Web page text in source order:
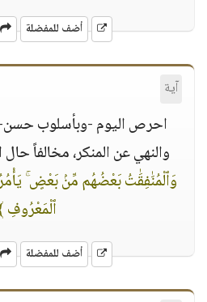
أضف للمفضلة
آية
احرص اليوم -وبأسلوب حسن-
والنهي عن المنكر، مخالفاً حال
وَٱلْمُنَٰفِقَٰتُ بَعْضُهُم مِّنۢ بَعْضٍ
ٱلْمَعْرُوفِ
أضف للمفضلة